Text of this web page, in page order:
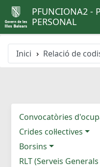
PFUNCIONA2 -
PERSONAL
Inici Relació de
Convocatòries
Crides col·lectives
Borsins
RLT (Serveis Generals